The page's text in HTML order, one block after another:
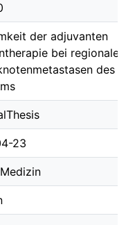
der adjuvanten
bei regionalen
des
23